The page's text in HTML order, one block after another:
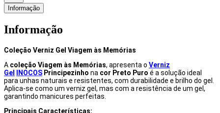
Informação
Informação
Coleção Verniz Gel Viagem às Memórias
A coleção Viagem às Memórias, apresenta o Verniz
Gel
INOCOS Principezinho na cor Preto Puro é a solução ideal
para unhas naturais e resistentes, com durabilidade e brilho do gel.
Aplica-se como um verniz gel, mas com a resistência de um gel,
garantindo manicures perfeitas.
Principais Características: